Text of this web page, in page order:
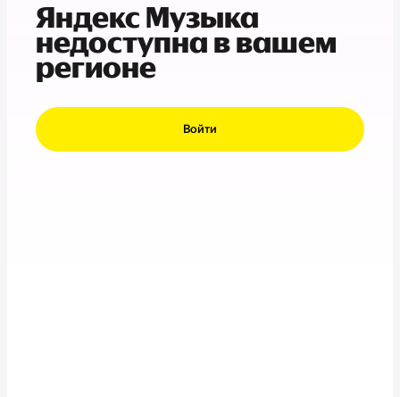
Яндекс Музыка
недоступна в вашем
регионе
Войти